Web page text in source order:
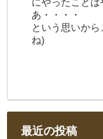
あ・・・・
という思いか
ね)
最近の投稿